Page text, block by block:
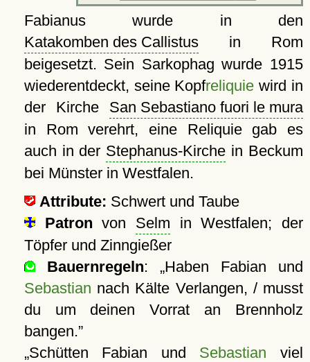
Fabianus wurde in den
Katakomben des Callistusin Rom
beigesetzt. Sein Sarkophag wurde 1915
wiederentdeckt, seine Kopfreliquie wird in
der Kirche San Sebastiano fuori le mura
in Rom verehrt, eine Reliquie gab es
auch in der Stephanus-Kirche in Beckum
bei Münster in Westfalen.
Attribute: Schwert und Taube
Patron von Selm in Westfalen; der
Töpfer und Zinngießer
Bauernregeln:
Haben Fabian und
Sebastian nach Kälte Verlangen, / musst
du um deinen Vorrat an Brennholz
bangen.
Schütten Fabian und Sebastian viel